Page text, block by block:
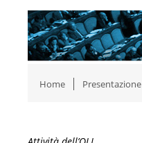
Home Presentazione